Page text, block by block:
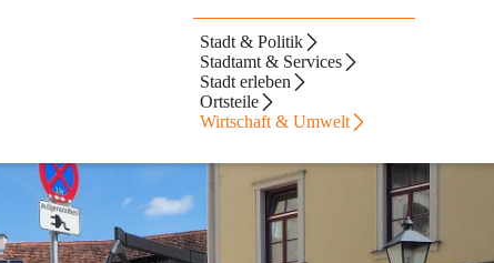
Stadt & Politik
Stadtamt & Services
Stadt erleben
Ortsteile
Wirtschaft & Umwelt